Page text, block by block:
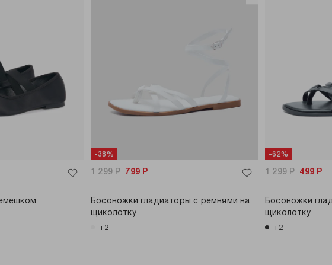
-38%
1 299Р 799 Р
Босоножки гладиаторы с ремнями на
щиколотку
+2
-62%
1 299Р 499 Р
Босоножки
щиколотку
+2